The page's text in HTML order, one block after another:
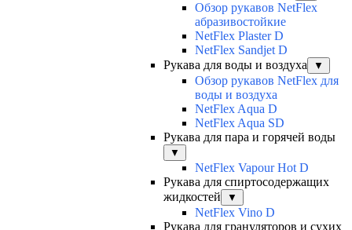
Обзор рукавов NetFlex
абразивостойкие
NetFlex Plaster D
NetFlex Sandjet D
Рукава для воды и воздуха
▼
Обзор рукавов NetFlex для
воды и воздуха
NetFlex Aqua D
NetFlex Aqua SD
Рукава для пара и горячей воды
▼
NetFlex Vapour Hot D
Рукава для спиртосодержащих
жидкостей
▼
NetFlex Vino D
Рукава для грануляторов и сухих